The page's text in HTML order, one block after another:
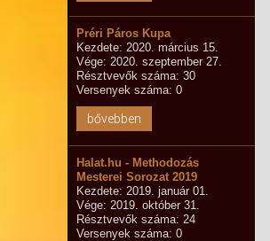
Préri Páros Kupa
Kezdete: 2020. március 15.
Vége: 2020. szeptember 27.
Résztvevők száma: 30
Versenyek száma: 0
bővebben
Halat.hu - Methodozás
Mesterei Sorozat 2019
Kezdete: 2019. január 01.
Vége: 2019. október 31.
Résztvevők száma: 24
Versenyek száma: 0